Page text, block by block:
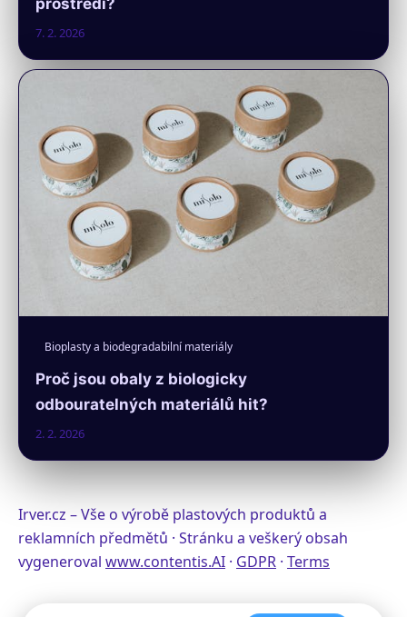
prostředí?
7. 2. 2026
Bioplasty a biodegradabilní materiály
Proč jsou obaly z biologicky
odbouratelných materiálů hit?
2. 2. 2026
Irver.cz – Vše o výrobě plastových produktů a
reklamních předmětů · Stránku a veškerý obsah
vygeneroval www.contentis.AI · GDPR · Terms